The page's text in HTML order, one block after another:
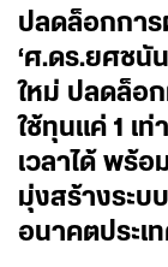
ปลดล็อกกา
‘ศ.ดร.ยศชนั
ใหม่ ปลดล็อ
ใช้ทุนแค่ 1 เ
เวลาได้ พร้อ
มุ่งสร้างระบ
อนาคตประเ